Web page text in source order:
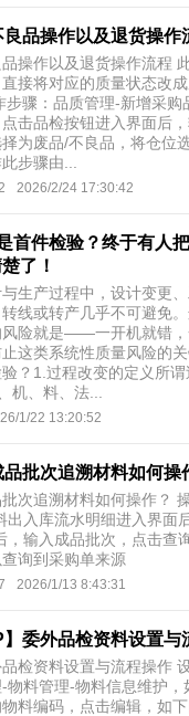
品操作以及退货操作
操作以及退货操作流程
接将对应的质量状态改
骤：品质管理-新增采购
击品检按钮进入界面后
为废品/不良品，将仓位
步骤由...
2026/2/24 17:30:42
首件检验？终于有人
了！
生产过程中，设计变更
线或转产几乎不可避免
风险就是——一开机就错
这类系统性质量风险的
？1.过程改变的定义所
机、料、法...
1/22 13:20:52
批次追溯材料如何操
次追溯材料如何操作？
出入库流水明细进入界面
，输入成品批次，点击查
询到采购单来源
2026/1/13 8:43:31
】委外品检资料设置与
检资料设置与流程操作
物料管理-物料信息维护，
料编码，点击编辑，如